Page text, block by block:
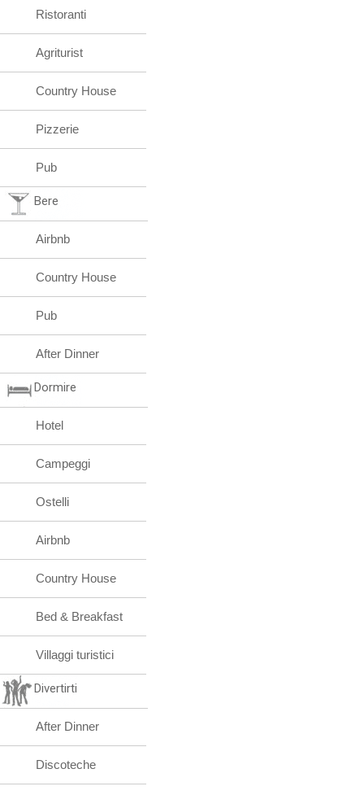
Ristoranti
Agriturist
Country House
Pizzerie
Pub
Bere
Airbnb
Country House
Pub
After Dinner
Dormire
Hotel
Campeggi
Ostelli
Airbnb
Country House
Bed & Breakfast
Villaggi turistici
Divertirti
After Dinner
Discoteche